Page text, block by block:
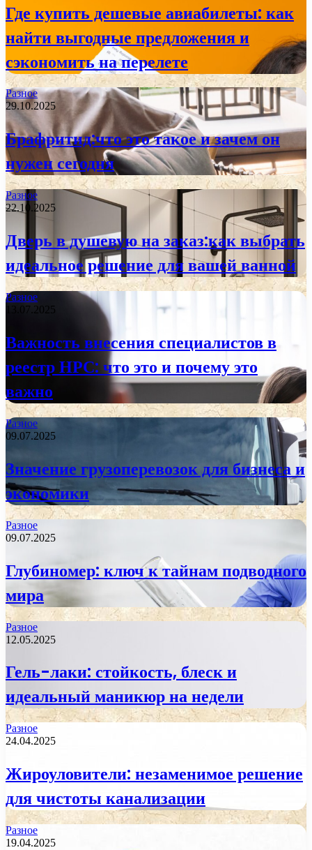
Где купить дешевые авиабилеты: как
найти выгодные предложения и
сэкономить на перелете
Разное
29.10.2025
Брафритид:что это такое и зачем он
нужен сегодня
Разное
22.10.2025
Дверь в душевую на заказ:как выбрать
идеальное решение для вашей ванной
Разное
13.07.2025
Важность внесения специалистов в
реестр НРС: что это и почему это
важно
Разное
09.07.2025
Значение грузоперевозок для бизнеса и
экономики
Разное
09.07.2025
Глубиномер: ключ к тайнам подводного
мира
Разное
12.05.2025
Гель-лаки: стойкость, блеск и
идеальный маникюр на недели
Разное
24.04.2025
Жироуловители: незаменимое решение
для чистоты канализации
Разное
19.04.2025